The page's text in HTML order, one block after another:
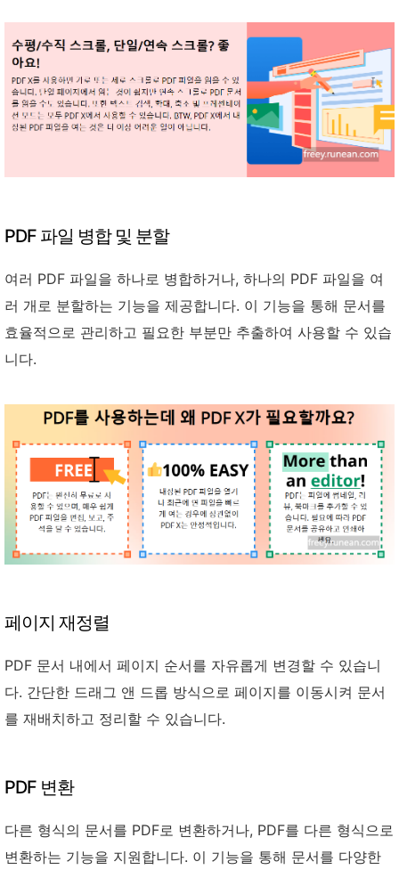
PDF 파일 병합 및 분할
여러 PDF 파일을 하나로 병합하거나, 하나의 PDF 파일을 여
러 개로 분할하는 기능을 제공합니다. 이 기능을 통해 문서를
효율적으로 관리하고 필요한 부분만 추출하여 사용할 수 있습
니다.
페이지 재정렬
PDF 문서 내에서 페이지 순서를 자유롭게 변경할 수 있습니
다. 간단한 드래그 앤 드롭 방식으로 페이지를 이동시켜 문서
를 재배치하고 정리할 수 있습니다.
PDF 변환
다른 형식의 문서를 PDF로 변환하거나, PDF를 다른 형식으로
변환하는 기능을 지원합니다. 이 기능을 통해 문서를 다양한